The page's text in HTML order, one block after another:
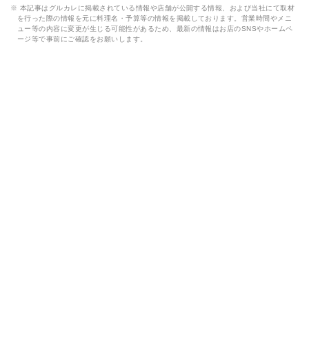
※ 本記事はグルカレに掲載されている情報や店舗が公開する情報、および当社にて取材
を行った際の情報を元に料理名・予算等の情報を掲載しております。営業時間やメニ
ュー等の内容に変更が生じる可能性があるため、最新の情報はお店のSNSやホームペ
ージ等で事前にご確認をお願いします。